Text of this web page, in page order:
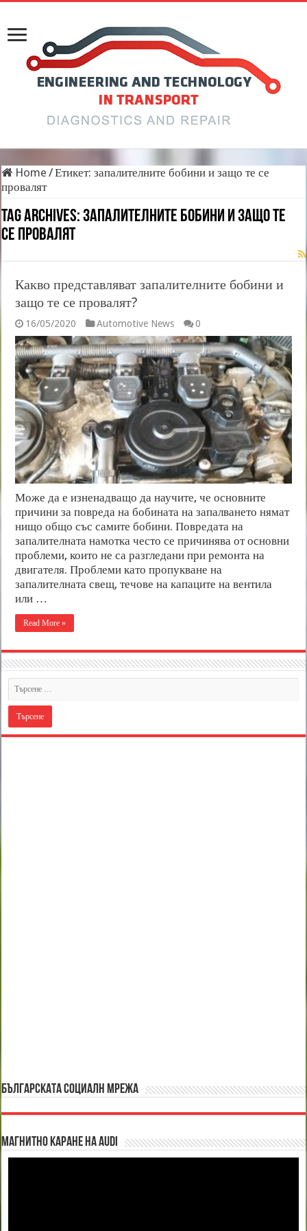
Home /Етикет:запалителните бобини и защо те се
провалят
Tag Archives:запалителните бобини и защо те
се провалят
Какво представляват запалителните бобини и
защо те се провалят?
16/05/2020 Automotive News 0
Може да е изненадващо да научите, че основните
причини за повреда на бобината на запалването нямат
нищо общо със самите бобини. Повредата на
запалителната намотка често се причинява от основни
проблеми, които не са разгледани при ремонта на
двигателя. Проблеми като пропукване на
запалителната свещ, течове на капаците на вентила
или …
Read More »
БЪЛГАРСКАТА СОЦИАЛН МРЕЖА
Магнитно каране на Audi